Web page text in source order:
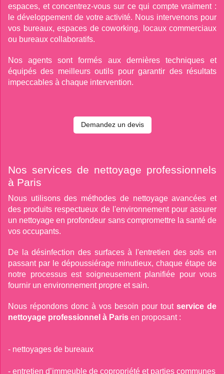
espaces, et concentrez-vous sur ce qui compte vraiment :
le développement de votre activité. Nous intervenons pour
vos bureaux, espaces de coworking, locaux commerciaux
ou bureaux collaboratifs.
Nos agents sont formés aux dernières techniques et
équipés des meilleurs outils pour garantir des résultats
impeccables à chaque intervention.
Demandez un devis
Nos services de nettoyage professionnels
à Paris
Nous utilisons des méthodes de nettoyage avancées et
des produits respectueux de l'environnement pour assurer
un nettoyage en profondeur sans compromettre la santé de
vos occupants.
De la désinfection des surfaces à l'entretien des sols en
passant par le dépoussiérage minutieux, chaque étape de
notre processus est soigneusement planifiée pour vous
fournir un environnement propre et sain.
Nous répondons donc à vos besoin pour tout service de
nettoyage professionnel à Paris en proposant :
- nettoyages de bureaux
- entretien d’immeuble de copropriété et parties communes